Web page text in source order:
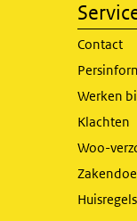
Contact
Werken
Klachten
Woo-